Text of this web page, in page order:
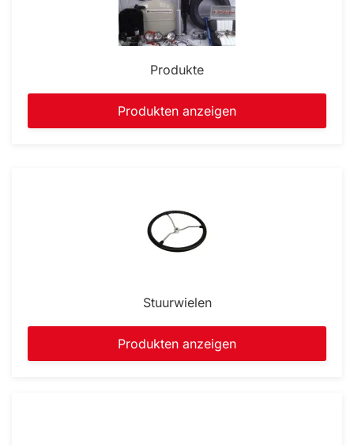
Produkte
Produkten anzeigen
Stuurwielen
Produkten anzeigen